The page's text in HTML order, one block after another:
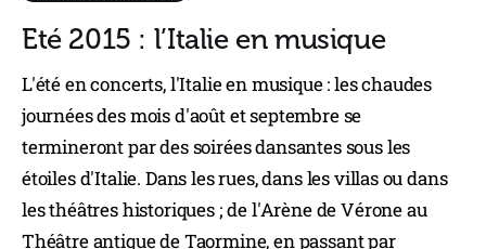
Eté 2015 : l’Italie en musique
L'été en concerts, l'Italie en musique : les chaudes
journées des mois d'août et septembre se
termineront par des soirées dansantes sous les
étoiles d'Italie. Dans les rues, dans les villas ou dans
les théâtres historiques ; de l'Arène de Vérone au
Théâtre antique de Taormine, en passant par